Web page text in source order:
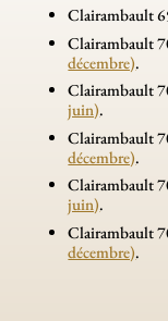
Clairambault
Clairambault
décembre).
Clairambault
juin).
Clairambault
décembre).
Clairambault
juin).
Clairambault
décembre).